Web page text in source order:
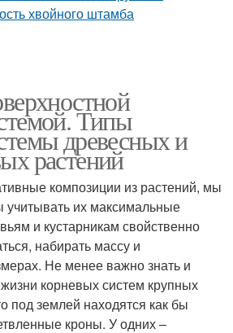
Типы
древесных и
растений
композиции из растений, мы
учитывать их максимальные
и кустарникам свойственно
набирать массу и
Не менее важно знать и
корневых систем крупных
под землей находятся как бы
кроны. У одних –